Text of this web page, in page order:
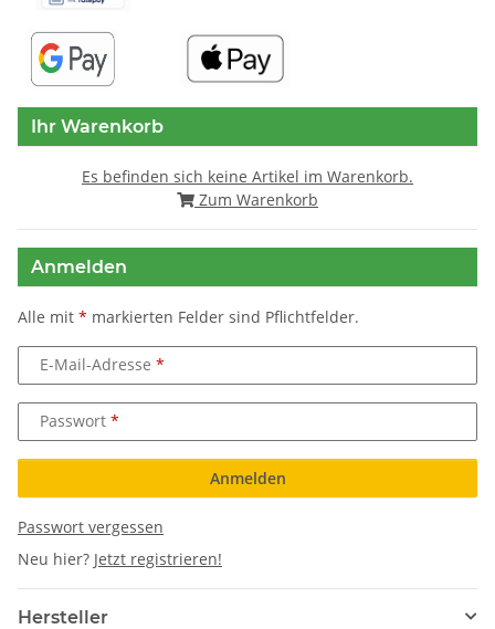
Ihr Warenkorb
Es befinden sich keine Artikel im Warenkorb.
Zum Warenkorb
Anmelden
Alle mit * markierten Felder sind Pflichtfelder.
E-Mail-Adresse
Passwort
Anmelden
Passwort vergessen
Neu hier? Jetzt registrieren!
Hersteller